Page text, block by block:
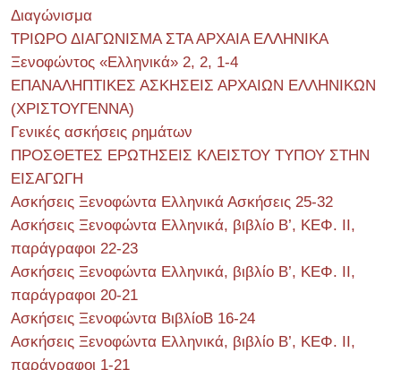
Διαγώνισμα
ΤΡΙΩΡΟ ΔΙΑΓΩΝΙΣΜΑ ΣΤΑ ΑΡΧΑΙΑ ΕΛΛΗΝΙΚΑ
Ξενοφώντος «Ελληνικά» 2, 2, 1-4
ΕΠΑΝΑΛΗΠΤΙΚΕΣ ΑΣΚΗΣΕΙΣ ΑΡΧΑΙΩΝ ΕΛΛΗΝΙΚΩΝ
(ΧΡΙΣΤΟΥΓΕΝΝΑ)
Γενικές ασκήσεις ρημάτων
ΠΡΟΣΘΕΤΕΣ ΕΡΩΤΗΣΕΙΣ ΚΛΕΙΣΤΟΥ ΤΥΠΟΥ ΣΤΗΝ
ΕΙΣΑΓΩΓΗ
Ασκήσεις Ξενοφώντα Ελληνικά Ασκήσεις 25-32
Ασκήσεις Ξενοφώντα Ελληνικά, βιβλίο Β’, ΚΕΦ. II,
παράγραφοι 22-23
Ασκήσεις Ξενοφώντα Ελληνικά, βιβλίο Β’, ΚΕΦ. II,
παράγραφοι 20-21
Ασκήσεις Ξενοφώντα ΒιβλίοΒ 16-24
Ασκήσεις Ξενοφώντα Ελληνικά, βιβλίο Β’, ΚΕΦ. II,
παράγραφοι 1-21